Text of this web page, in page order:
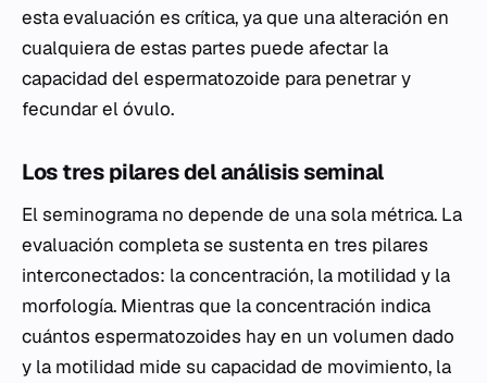
esta evaluación es crítica, ya que una alteración en
cualquiera de estas partes puede afectar la
capacidad del espermatozoide para penetrar y
fecundar el óvulo.
Los tres pilares del análisis seminal
El seminograma no depende de una sola métrica. La
evaluación completa se sustenta en tres pilares
interconectados: la concentración, la motilidad y la
morfología. Mientras que la concentración indica
cuántos espermatozoides hay en un volumen dado
y la motilidad mide su capacidad de movimiento, la